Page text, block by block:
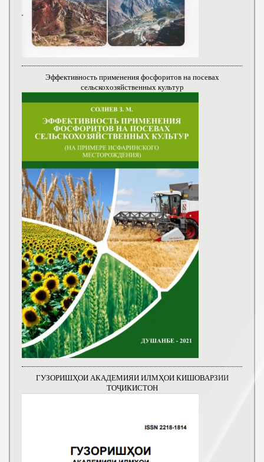
Эффективность применения фосфоритов на посевах
сельскохозяйственных культур
ГУЗОРИШҲОИ АКАДЕМИЯИ ИЛМҲОИ КИШОВАРЗИИ
ТОҶИКИСТОН